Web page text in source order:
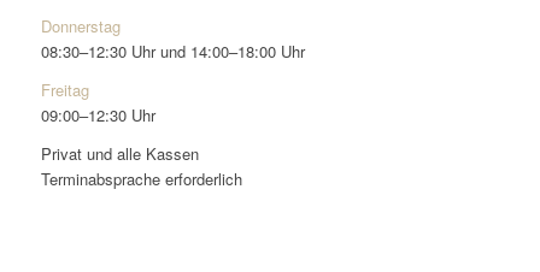
Donnerstag
08:30–12:30 Uhr und 14:00–18:00 Uhr
Freitag
09:00–12:30 Uhr
Privat und alle Kassen
Terminabsprache erforderlich